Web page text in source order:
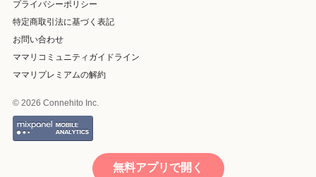
プライバシーポリシー
特定商取引法に基づく表記
お問い合わせ
ママリコミュニティガイドライン
ママリプレミアムの解約
© 2026 Connehito Inc.
無料アプリで開く